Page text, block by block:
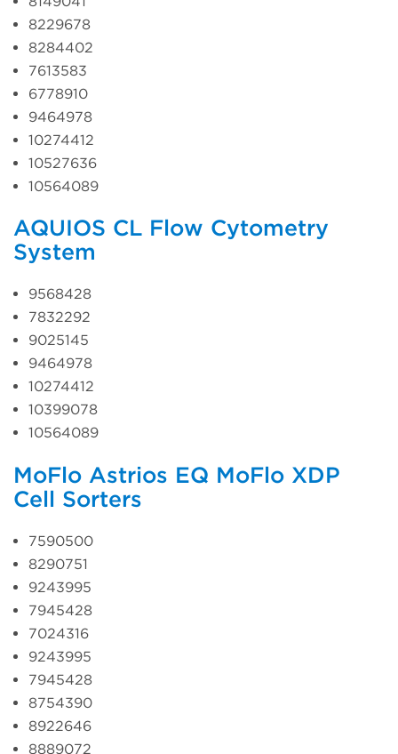
8229678
8284402
7613583
6778910
9464978
10274412
10527636
10564089
AQUIOS CL Flow Cytometry
System
9568428
7832292
9025145
9464978
10274412
10399078
10564089
MoFlo Astrios EQ MoFlo XDP
Cell Sorters
7590500
8290751
9243995
7945428
7024316
9243995
7945428
8754390
8922646
8889072